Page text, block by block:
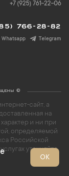
+7 (925) 761-22-06
766-28-82
Whatsapp Telegram
©
сайт, а
на
и ни при
определяемой
Российской
уточняйте
ОК